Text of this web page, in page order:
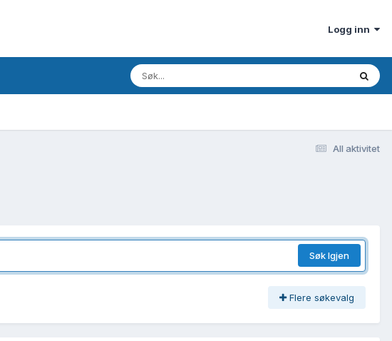
Logg inn
All aktivitet
Søk Igjen
Flere søkevalg